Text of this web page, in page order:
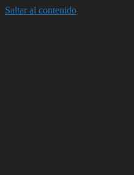
Saltar al contenido